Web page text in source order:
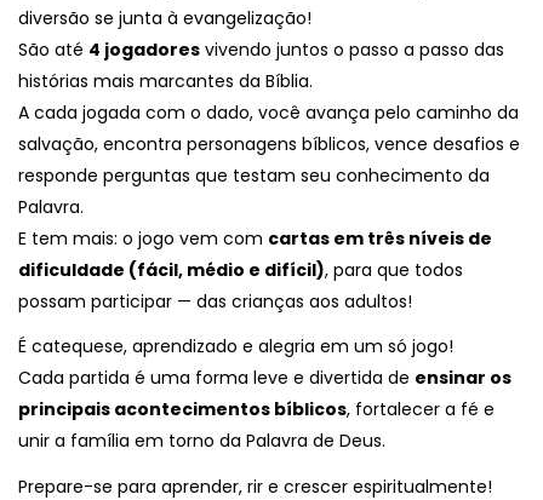
diversão se junta à evangelização!
São até 4 jogadores vivendo juntos o passo a passo das
histórias mais marcantes da Bíblia.
A cada jogada com o dado, você avança pelo caminho da
salvação, encontra personagens bíblicos, vence desafios e
responde perguntas que testam seu conhecimento da
Palavra.
E tem mais: o jogo vem com cartas em três níveis de
dificuldade (fácil, médio e difícil), para que todos
possam participar — das crianças aos adultos!
É catequese, aprendizado e alegria em um só jogo!
Cada partida é uma forma leve e divertida de ensinar os
principais acontecimentos bíblicos, fortalecer a fé e
unir a família em torno da Palavra de Deus.
Prepare-se para aprender, rir e crescer espiritualmente!